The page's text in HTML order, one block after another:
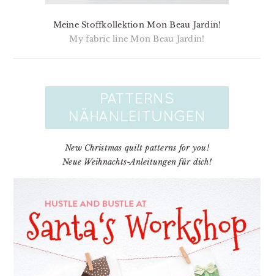
Meine Stoffkollektion Mon Beau Jardin!
My fabric line Mon Beau Jardin!
New Christmas quilt patterns for you!
Neue Weihnachts-Anleitungen für dich!